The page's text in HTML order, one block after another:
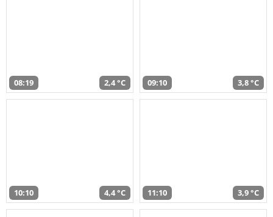
08:19 2,4 °C 09:10 3,8 °C
10:10 4,4 °C 11:10 3,9 °C